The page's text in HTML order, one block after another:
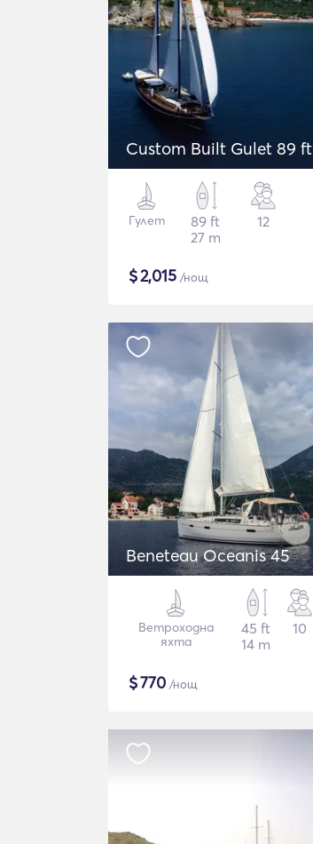
Custom Built Gulet 89 ft
Гулет
89 ft
27 m
12
$2,015 /нощ
Beneteau Oceanis 45
Ветроходна
яхта
45 ft
14 m
10
$770 /нощ